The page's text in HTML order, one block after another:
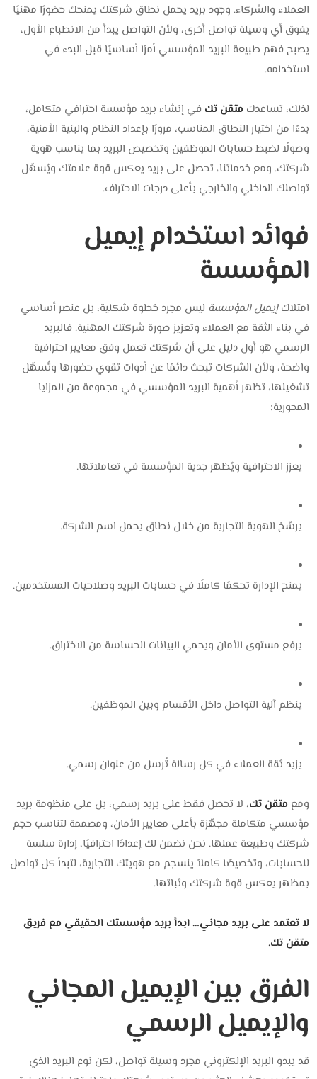
العملاء والشركاء. وجود بريد يحمل نطاق شركتك يمنحك حضورًا مهنيًا
يفوق أي وسيلة تواصل أخرى، ولأن التواصل يبدأ من الانطباع الأول،
يصبح فهم طبيعة البريد المؤسسي أمرًا أساسيًا قبل البدء في
استخدامه.
لذلك، تساعدك متقن تك في إنشاء بريد مؤسسة احترافي متكامل،
بدءًا من اختيار النطاق المناسب، مرورًا بإعداد النظام والبنية الأمنية،
وصولًا لضبط حسابات الموظفين وتخصيص البريد بما يناسب هوية
شركتك. ومع خدماتنا، تحصل على بريد يعكس قوة علامتك ويُسهّل
تواصلك الداخلي والخارجي بأعلى درجات الاحتراف.
فوائد استخدام إيميل
المؤسسة
امتلاكإيميل المؤسسة ليس مجرد خطوة شكلية، بل عنصر أساسي
في بناء الثقة مع العملاء وتعزيز صورة شركتك المهنية. فالبريد
الرسمي هو أول دليل على أن شركتك تعمل وفق معايير احترافية
واضحة، ولأن الشركات تبحث دائمًا عن أدوات تقوي حضورها وتُسهّل
تشغيلها، تظهر أهمية البريد المؤسسي في مجموعة من المزايا
المحورية:
يعزز الاحترافية ويُظهر جدية المؤسسة في تعاملاتها.
يرسّخ الهوية التجارية من خلال نطاق يحمل اسم الشركة.
يمنح الإدارة تحكمًا كاملًا في حسابات البريد وصلاحيات المستخدمين.
يرفع مستوى الأمان ويحمي البيانات الحساسة من الاختراق.
ينظم آلية التواصل داخل الأقسام وبين الموظفين.
يزيد ثقة العملاء في كل رسالة تُرسل من عنوان رسمي.
ومع متقن تك، لا تحصل فقط على بريد رسمي، بل على منظومة بريد
مؤسسي متكاملة مجهّزة بأعلى معايير الأمان، ومصممة لتناسب حجم
شركتك وطبيعة عملها. نحن نضمن لك إعدادًا احترافيًا، إدارة سلسة
للحسابات، وتخصيصًا كاملاً ينسجم مع هويتك التجارية، لتبدأ كل تواصل
بمظهر يعكس قوة شركتك وثباتها.
لا تعتمد على بريد مجاني… ابدأ بريد مؤسستك الحقيقي مع فريق
متقن تك.
الفرق بين الإيميل المجاني
والإيميل الرسمي
قد يبدو البريد الإلكتروني مجرد وسيلة تواصل، لكن نوع البريد الذي